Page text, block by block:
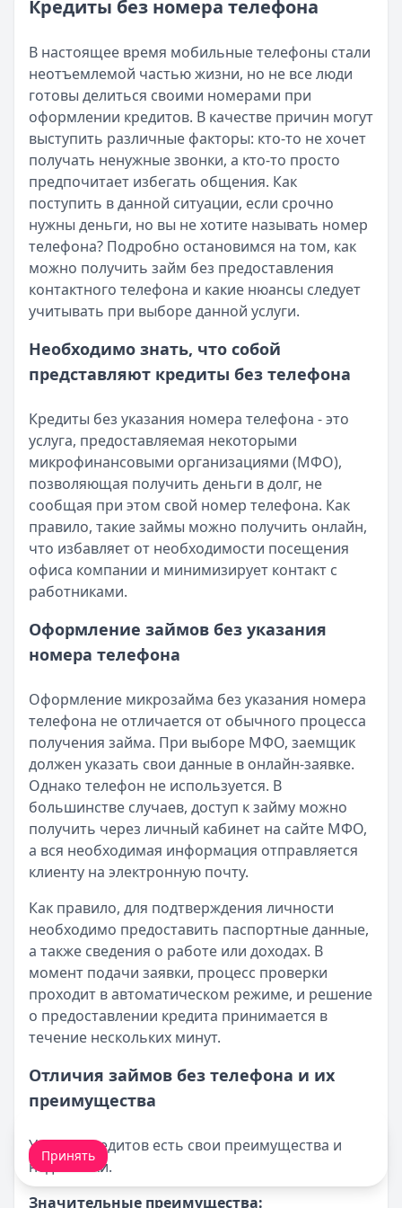
Читать статью
Все статьи
Возврат переплаты в «Займере»: актуальная
Опубликовано:5 декабря 2025 г.
Категория:МФО
Читать новость
Срочный микрозайм 15 000 ₽ на карту: свежая
Кратко:Нужны 15 000 рублей на карту прямо сегодня?
Опубликовано:5 декабря 2025 г.
Категория:МФО
Читать новость
Рекордный рост доли клиентов МФО с iPhone: что
Кратко:В III квартале 2025 года владельцы iPhone
Опубликовано:5 декабря 2025 г.
Категория:МФО
Читать новость
Кратко:Авторизация через Госуслуги ускоряет
Опубликовано:23 ноября 2025 г.
Читать новость
Смс о «одобренном займе» от Bigmani Ru: как
Кратко:Пришло СМС об одобрении займа от Bigmani
Опубликовано:23 ноября 2025 г.
Категория:МФО
Читать новость
Все новости
Кредиты без номера телефона
В настоящее время мобильные телефоны стали
неотъемлемой частью жизни, но не все люди
готовы делиться своими номерами при
оформлении кредитов. В качестве причин могут
выступить различные факторы: кто-то не хочет
получать ненужные звонки, а кто-то просто
предпочитает избегать общения. Как
поступить в данной ситуации, если срочно
нужны деньги, но вы не хотите называть номер
телефона? Подробно остановимся на том, как
можно получить займ без предоставления
контактного телефона и какие нюансы следует
учитывать при выборе данной услуги.
Необходимо знать, что собой
представляют кредиты без телефона
Кредиты без указания номера телефона - это
услуга, предоставляемая некоторыми
микрофинансовыми организациями (МФО),
позволяющая получить деньги в долг, не
сообщая при этом свой номер телефона. Как
правило, такие займы можно получить онлайн,
что избавляет от необходимости посещения
офиса компании и минимизирует контакт с
работниками.
Оформление займов без указания
номера телефона
Оформление микрозайма без указания номера
телефона не отличается от обычного процесса
получения займа. При выборе МФО, заемщик
должен указать свои данные в онлайн-заявке.
Однако телефон не используется. В
большинстве случаев, доступ к займу можно
получить через личный кабинет на сайте МФО,
а вся необходимая информация отправляется
клиенту на электронную почту.
Как правило, для подтверждения личности
необходимо предоставить паспортные данные,
а также сведения о работе или доходах. В
момент подачи заявки, процесс проверки
проходит в автоматическом режиме, и решение
о предоставлении кредита принимается в
течение нескольких минут.
Отличия займов без телефона и их
преимущества
У таких кредитов есть свои преимущества и
недостатки.
Значительные преимущества:
Принять